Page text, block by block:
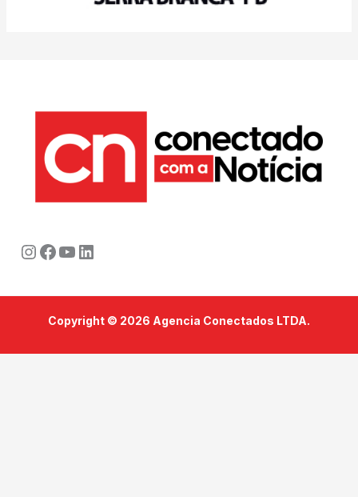
Instagram
Facebook
Youtube
LinkedIn
Copyright © 2026 Agencia Conectados LTDA.